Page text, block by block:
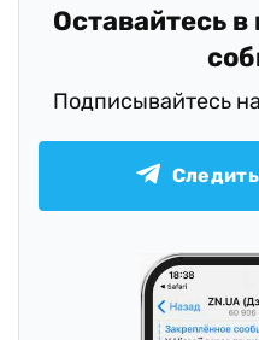
Оставайтесь
Подписывайтесь